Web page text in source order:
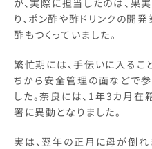
り、ポン酢や酢ドリンクの開
酢もつくっていました。
繁忙期には、手伝いに入るこ
ちから安全管理の面などで
した。奈良には、1年3カ月
署に異動となりました。
実は、翌年の正月に母が倒れ